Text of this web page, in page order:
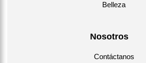
Belleza
Nosotros
Contáctanos